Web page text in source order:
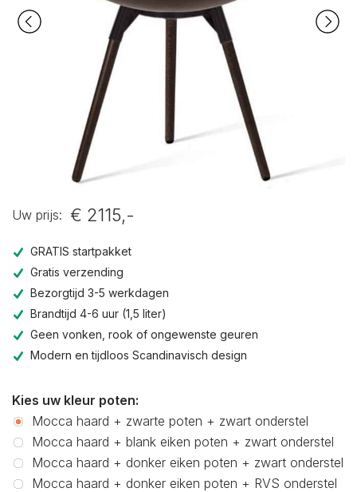
Uw prijs: € 2115,-
GRATIS startpakket
Gratis verzending
Bezorgtijd 3-5 werkdagen
Brandtijd 4-6 uur (1,5 liter)
Geen vonken, rook of ongewenste geuren
Modern en tijdloos Scandinavisch design
Kies uw kleur poten:
Mocca haard + zwarte poten + zwart onderstel
Mocca haard + blank eiken poten + zwart onderstel
Mocca haard + donker eiken poten + zwart onderstel
Mocca haard + donker eiken poten + RVS onderstel